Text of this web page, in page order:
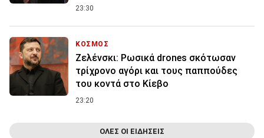
23:30
ΚΟΣΜΟΣ
Ζελένσκι: Ρωσικά drones σκότωσαν
τρίχρονο αγόρι και τους παππούδες
του κοντά στο Κίεβο
23:20
ΟΛΕΣ ΟΙ ΕΙΔΗΣΕΙΣ